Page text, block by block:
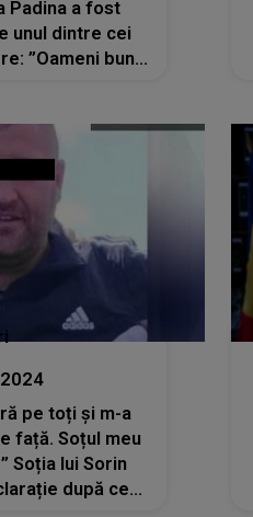
Padina a fost
unul dintre cei
”Oameni buni,
pe toți și m-a
față. Soțul meu
Soția lui Sorin
după ce